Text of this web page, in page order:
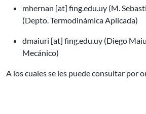
mhernan [at] fing.edu.uy (M.
(Depto. Termodinámica Aplicada)
dmaiuri [at] fing.edu.uy (Diego
Mecánico)
A los cuales se les puede consultar por